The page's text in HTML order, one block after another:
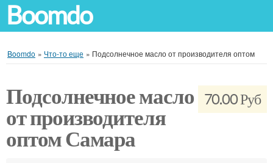
Boomdo
Boomdo » Что-то еще » Подсолнечное масло от производителя оптом
70.00 Руб
Подсолнечное масло
от производителя
оптом Самара